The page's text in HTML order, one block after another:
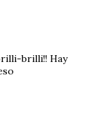
brilli!! Hay